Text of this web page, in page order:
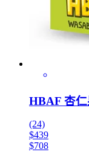
HBAF 杏仁
(24)
$439
$708